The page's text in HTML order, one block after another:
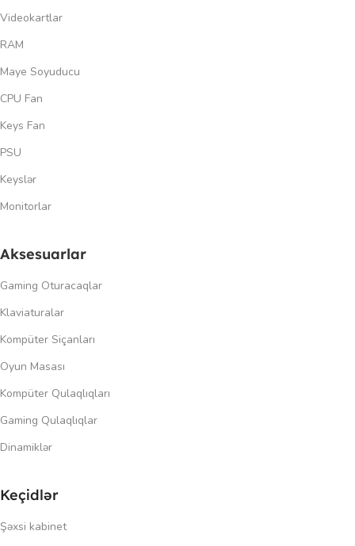
Videokartlar
RAM
Maye Soyuducu
CPU Fan
Keys Fan
PSU
Keyslər
Monitorlar
Aksesuarlar
Gaming Oturacaqlar
Klaviaturalar
Kompüter Siçanları
Oyun Masası
Kompüter Qulaqlıqları
Gaming Qulaqlıqlar
Dinamiklər
Keçidlər
Şəxsi kabinet